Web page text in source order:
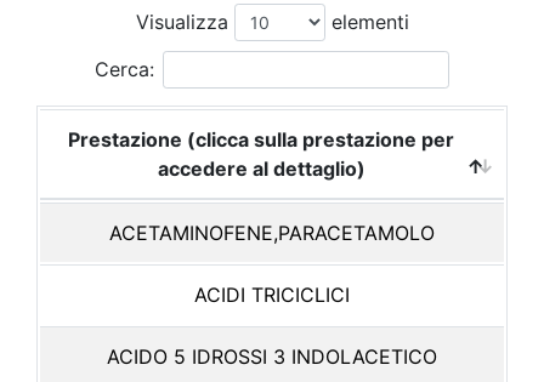
Visualizza
elementi
Cerca:
Prestazione (clicca sulla prestazione per
accedere al dettaglio)
ACETAMINOFENE,PARACETAMOLO
ACIDI TRICICLICI
ACIDO 5 IDROSSI 3 INDOLACETICO